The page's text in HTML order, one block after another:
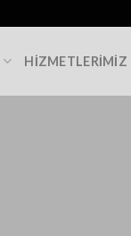
HIZMETLERIMIZ